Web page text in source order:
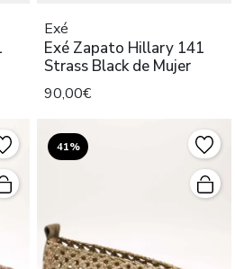
Exé
Exé Zapato Hillary 141
Strass Black de Mujer
90,00€
41%